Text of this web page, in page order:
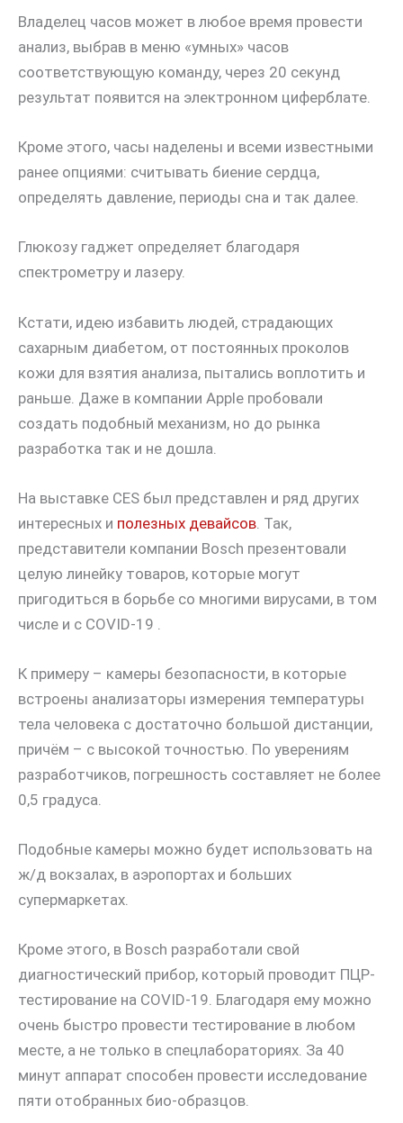
Владелец часов может в любое время провести
анализ, выбрав в меню «умных» часов
соответствующую команду, через 20 секунд
результат появится на электронном циферблате.
Кроме этого, часы наделены и всеми известными
ранее опциями: считывать биение сердца,
определять давление, периоды сна и так далее.
Глюкозу гаджет определяет благодаря
спектрометру и лазеру.
Кстати, идею избавить людей, страдающих
сахарным диабетом, от постоянных проколов
кожи для взятия анализа, пытались воплотить и
раньше. Даже в компании Аpple пробовали
создать подобный механизм, но до рынка
разработка так и не дошла.
На выставке CES был представлен и ряд других
интересных и полезных девайсов . Так,
представители компании Bosch презентовали
целую линейку товаров, которые могут
пригодиться в борьбе со многими вирусами, в том
числе и с COVID-19 .
К примеру – камеры безопасности, в которые
встроены анализаторы измерения температуры
тела человека с достаточно большой дистанции,
причём – с высокой точностью. По уверениям
разработчиков, погрешность составляет не более
0,5 градуса.
Подобные камеры можно будет использовать на
ж/д вокзалах, в аэропортах и больших
супермаркетах.
Кроме этого, в Bosch разработали свой
диагностический прибор, который проводит ПЦР-
тестирование на COVID-19. Благодаря ему можно
очень быстро провести тестирование в любом
месте, а не только в спецлабораториях. За 40
минут аппарат способен провести исследование
пяти отобранных био-образцов.